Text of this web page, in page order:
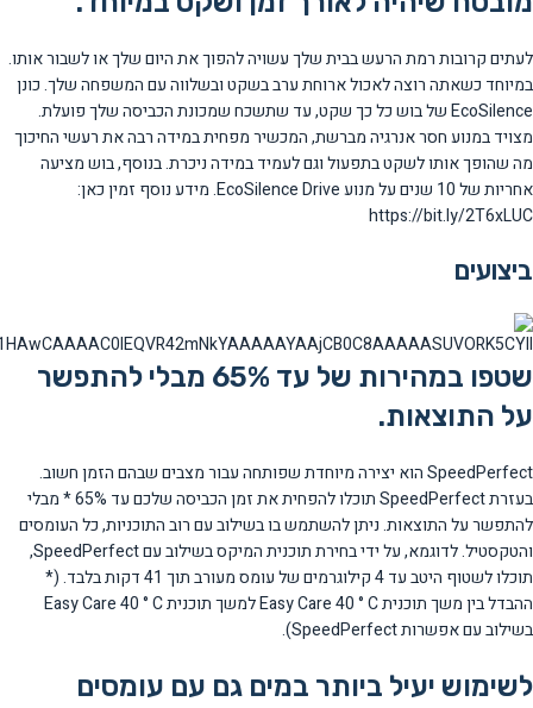
לעתים קרובות רמת הרעש בבית שלך עשויה להפוך את היום שלך או לשבור אותו.
במיוחד כשאתה רוצה לאכול ארוחת ערב בשקט ובשלווה עם המשפחה שלך. כונן
EcoSilence של בוש כל כך שקט, עד שתשכח שמכונת הכביסה שלך פועלת.
מצויד במנוע חסר אנרגיה מברשת, המכשיר מפחית במידה רבה את רעשי החיכוך
מה שהופך אותו לשקט בתפעול וגם לעמיד במידה ניכרת. בנוסף, בוש מציעה
אחריות של 10 שנים על מנוע EcoSilence Drive. מידע נוסף זמין כאן:
https://bit.ly/2T6xLUC
ביצועים
שטפו במהירות של עד 65% מבלי להתפשר
על התוצאות.
SpeedPerfect הוא יצירה מיוחדת שפותחה עבור מצבים שבהם הזמן חשוב.
בעזרת SpeedPerfect תוכלו להפחית את זמן הכביסה שלכם עד 65% * מבלי
להתפשר על התוצאות. ניתן להשתמש בו בשילוב עם רוב התוכניות, כל העומסים
והטקסטיל. לדוגמא, על ידי בחירת תוכנית המיקס בשילוב עם SpeedPerfect,
תוכלו לשטוף היטב עד 4 קילוגרמים של עומס מעורב תוך 41 דקות בלבד. (*
ההבדל בין משך תוכנית Easy Care 40 ° C למשך תוכנית Easy Care 40 ° C
בשילוב עם אפשרות SpeedPerfect).
לשימוש יעיל ביותר במים גם עם עומסים